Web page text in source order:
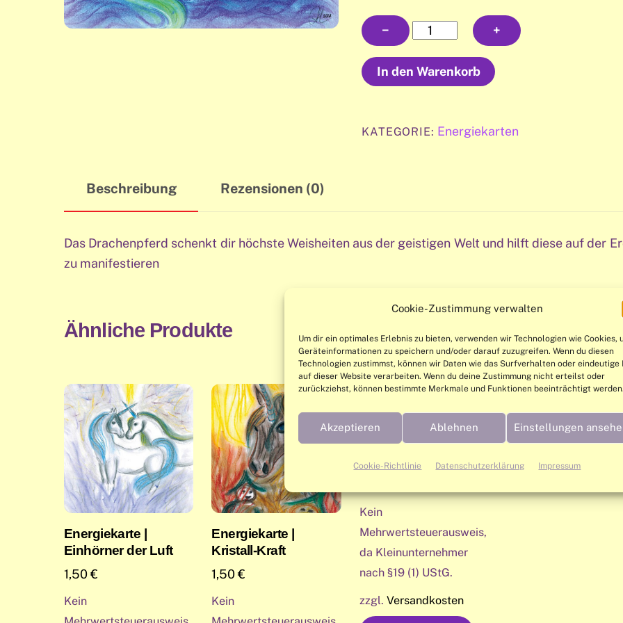
Cookie-Zustimmung verwalten
Um dir ein optimales Erlebnis zu bieten, verwenden wir Technologien wie Cookies,
Geräteinformationen zu speichern und/oder darauf zuzugreifen. Wenn du diesen
Technologien zustimmst, können wir Daten wie das Surfverhalten oder eindeutige
auf dieser Website verarbeiten. Wenn du deine Zustimmung nicht erteilst oder
zurückziehst, können bestimmte Merkmale und Funktionen beeinträchtigt
Akzeptieren Ablehnen Einstellungen
Cookie-Richtlinie Datenschutzerklärung Impressum
−
Energiekarte
|
Drachenpferd
Menge
+
In den Warenkorb
KATEGORIE: Energiekarten
Beschreibung Rezensionen (0)
Das Drachenpferd schenkt dir höchste Weisheiten aus der geistigen Welt und hilft diese auf der
zu manifestieren
Ähnliche Produkte
Energiekarte |
Einhörner der Luft
1,50€
Kein
Energiekarte |
Kristall-Kraft
1,50€
Kein
Energiekarte |
Wasserpferde
Kein
Mehrwertsteuerausweis,
da Kleinunternehmer
nach §19 (1) UStG.
zzgl. Versandkosten